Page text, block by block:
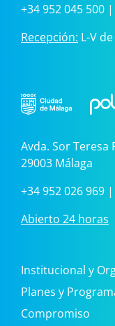
+34 952 045 500|
Recepción: L-V
Avda. Sor Teresa
29003 Málaga
+34 952 026 969|
Abierto 24 horas
Institucional y
Planes y
Compromiso